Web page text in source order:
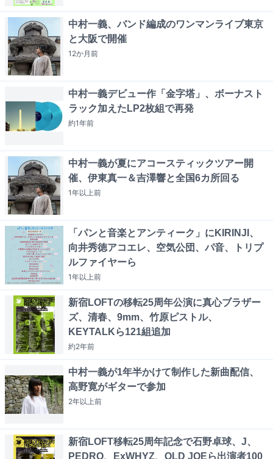
中村一義、バンド編成のワンマンライブ東京
と大阪で開催
12か月前
中村一義デビュー作「金字塔」、ボーナスト
ラック加えたLP2枚組で再発
約1年前
中村一義が夏にアコースティックツアー開
催、伊東真一＆吉澤響と全国6カ所回る
1年以上前
「パンと音楽とアンティーク」にKIRINJI、
向井秀徳アコエレ、空気公団、パ音、トリプ
ルファイヤーら
1年以上前
新宿LOFTの移転25周年公演に真心ブラザー
ズ、清春、9mm、竹原ピストル、
KEYTALKら121組追加
約2年前
中村一義が1年半かけて制作した新曲配信、
高野寛がギターで参加
2年以上前
新宿LOFT移転25周年記念で石野卓球、J、
PEDRO、ExWHYZ、OLD JOEら出演者100